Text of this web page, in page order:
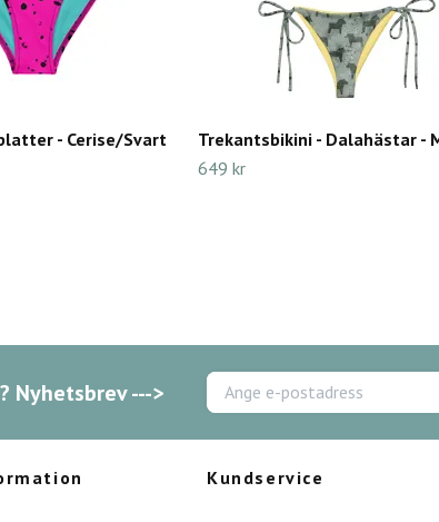
- Cerise/Svart
Trekantsbikini - Dalahästar -
649 kr
Nyhetsbrev --->
Kundservice